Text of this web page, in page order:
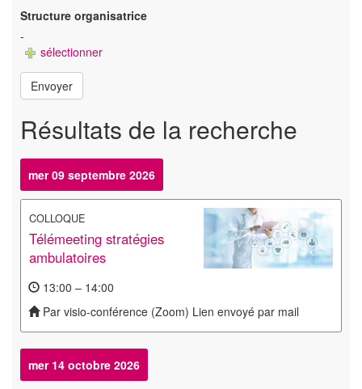
Structure organisatrice
-
sélectionner
Envoyer
Résultats de la recherche
mer 09 septembre 2026
COLLOQUE
Télémeeting stratégies
ambulatoires
13:00 – 14:00
Par visio-conférence (Zoom) Lien envoyé par mail
mer 14 octobre 2026